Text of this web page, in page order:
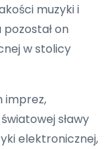
muzyki i
on
w stolicy
imprez,
sławy
elektronicznej,